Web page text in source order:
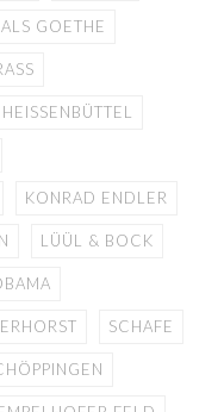
GOETHE
HEISSENBÜTTEL
KONRAD ENDLER
LÜÜL & BOCK
SCHAFE